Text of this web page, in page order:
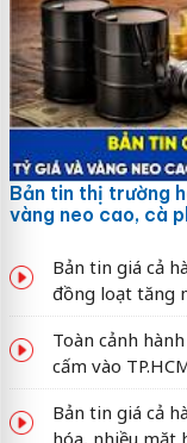
Bản tin thị trường
vàng neo cao, cà
Bản tin giá cả
đồng loạt tăng
Toàn cảnh
cấm vào
Bản tin giá cả